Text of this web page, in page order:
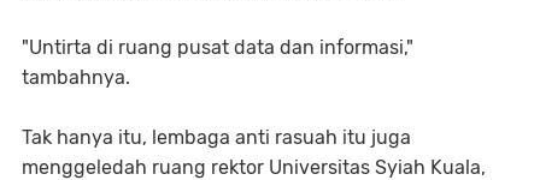
"Untirta di ruang pusat data dan informasi,"
tambahnya.
Tak hanya itu, lembaga anti rasuah itu juga
menggeledah ruang rektor Universitas Syiah Kuala,